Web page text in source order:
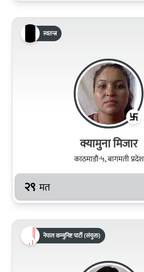
स्वतन्त्र
क्यामुना मिजार
काठमाडौं-५, बागमती प्रदेश
२९ मत
नेपाल कम्युनिष्ट पार्टी (संयुक्त)